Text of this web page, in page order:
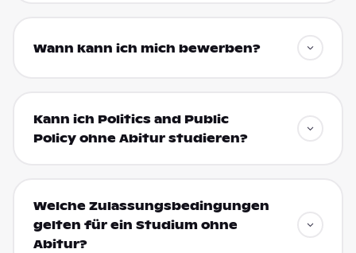
Wann kann ich mich bewerben?
Kann ich Politics and Public
Policy ohne Abitur studieren?
Welche Zulassungsbedingungen
gelten für ein Studium ohne
Abitur?